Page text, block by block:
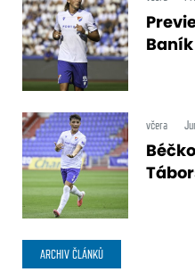
včera
ARCHIV ČLÁNKŮ